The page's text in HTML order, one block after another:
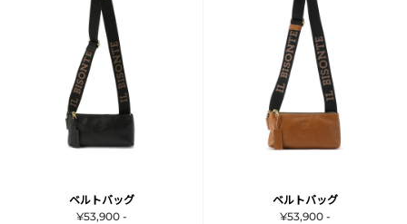
ベルトバッグ
¥53,900 -
ベルトバッグ
¥53,900 -